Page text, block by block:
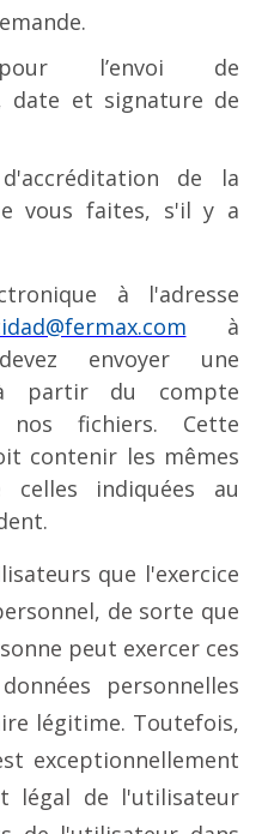
l’envoi de
date et signature de
de la
vous faites, s'il y a
à l'adresse
à
envoyer une
partir du compte
nos fichiers. Cette
contenir les mêmes
celles indiquées au
que l'exercice
de sorte que
peut exercer ces
personnelles
légitime. Toutefois,
exceptionnellement
légal de l'utilisateur